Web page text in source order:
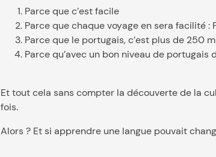
Parce que c’est facile
Parce que chaque voyage en sera facilité
Parce que le portugais, c’est plus de 250
Parce qu’avec un bon niveau de
Et tout cela sans compter la découverte de la
fois.
Alors ? Et si apprendre une langue pouvait